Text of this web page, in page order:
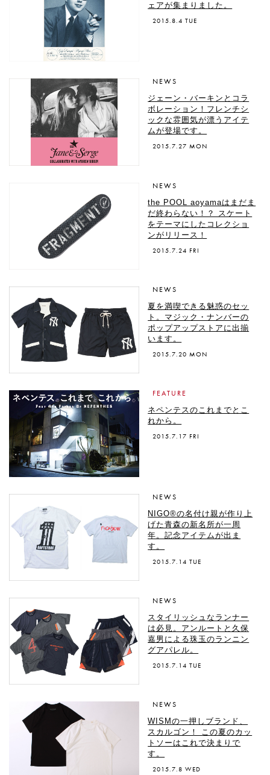
ェアが集まりました。
2015.8.4 TUE
NEWS
ジェーン・バーキンとコラ
ボレーション！フレンチシ
ックな雰囲気が漂うアイテ
ムが登場です。
2015.7.27 MON
NEWS
the POOL aoyamaはまだま
だ終わらない！？ スケート
をテーマにしたコレクショ
ンがリリース！
2015.7.24 FRI
NEWS
夏を満喫できる魅惑のセッ
ト。マジック・ナンバーの
ポップアップストアに出揃
います。
2015.7.20 MON
FEATURE
ネペンテスのこれまでとこ
れから。
2015.7.17 FRI
NEWS
NIGO®の名付け親が作り上
げた青森の新名所が一周
年。記念アイテムが出ま
す。
2015.7.14 TUE
NEWS
スタイリッシュなランナー
は必見。アンルートと久保
嘉男による珠玉のランニン
グアパレル。
2015.7.14 TUE
NEWS
WISMの一押しブランド、
スカルゴン！ この夏のカッ
トソーはこれで決まりで
す。
2015.7.8 WED